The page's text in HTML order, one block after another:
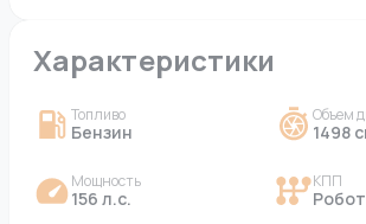
Характеристики
Топливо
Бензин
Объем
1498
Мощность
156 л.с.
КПП
Робот